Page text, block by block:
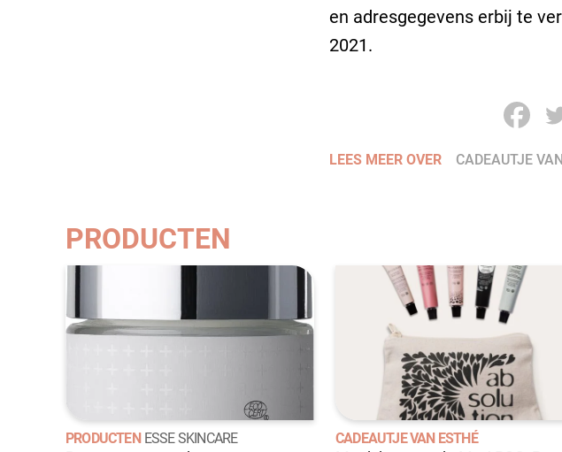
en adresgegevens erbij te
2021.
LEES MEER OVER CADEAUTJE
PRODUCTEN
PRODUCTEN ESSE SKINCARE CADEAUTJE VAN ESTHÉ